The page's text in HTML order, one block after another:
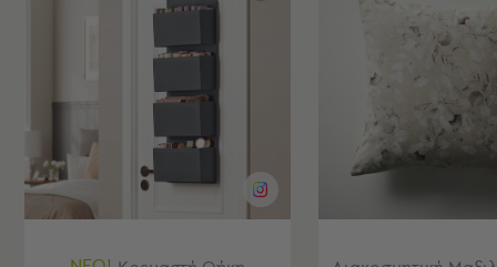
Σπιτιού
Είσοδος
Σπιτιού